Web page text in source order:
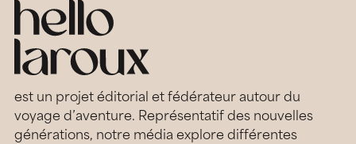
est un projet éditorial et fédérateur autour du
voyage d’aventure. Représentatif des nouvelles
générations, notre média explore différentes